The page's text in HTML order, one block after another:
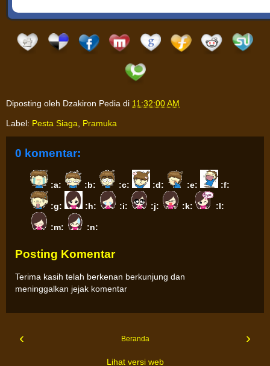
Diposting oleh Dzakiron Pedia di 11:32:00 AM
Label: Pesta Siaga Pramuka
0 komentar:
:a: :b: :c: :d: :e: :f:
:g: :h: :i: :j: :k: :l:
:m: :n:
Posting Komentar
Terima kasih telah berkenan berkunjung dan
meninggalkan jejak komentar
‹ ›
Beranda
Lihat versi web